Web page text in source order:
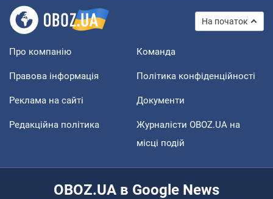
На початок
Про компанію Команда
Правова інформація Політика конфіденційності
Реклама на сайті Документи
Редакційна політика
Журналісти OBOZ.UA на
місці подій
OBOZ.UA в Google News